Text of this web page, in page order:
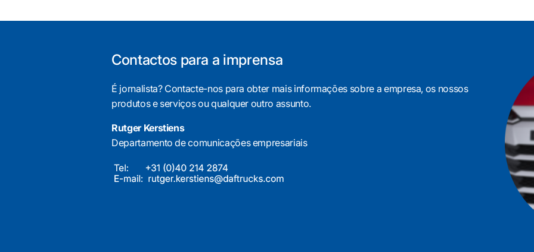
Contactos para a imprensa
É jornalista? Contacte-nos para obter mais informações sobre a empresa, os nossos
produtos e serviços ou qualquer outro assunto.
Rutger Kerstiens
Departamento de comunicações empresariais